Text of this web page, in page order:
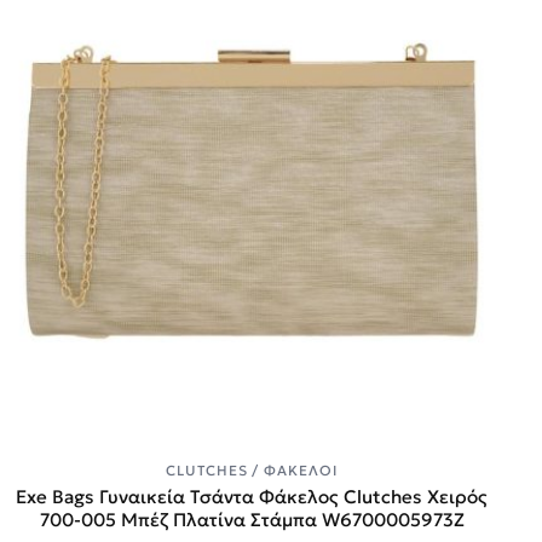
CLUTCHES / ΦΆΚΕΛΟΙ
Exe Bags Γυναικεία Τσάντα Φάκελος Clutches Χειρός
700-005 Μπέζ Πλατίνα Στάμπα W6700005973Z